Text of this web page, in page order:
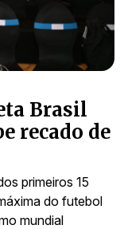
Brasil
recado de
primeiros 15
do futebol
mundial